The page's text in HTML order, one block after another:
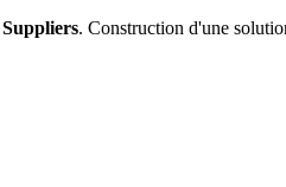
. Construction d'une